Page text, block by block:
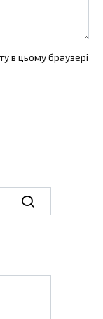
в цьому браузері